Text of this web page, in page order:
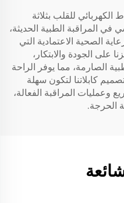
للقلب بثلاثة
المراقبة الطبية الحديثة،
الصحية الاعتمادية التي
على الجودة والابتكار،
الصارمة، مما يوفر الراحة
كابلاتنا لتكون سهلة
وعمليات المراقبة الفعالة،
الحرجة.